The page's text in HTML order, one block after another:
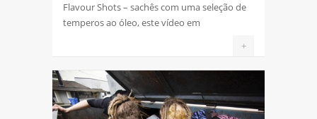
Flavour Shots – sachês com uma seleção de
temperos ao óleo, este vídeo em
+